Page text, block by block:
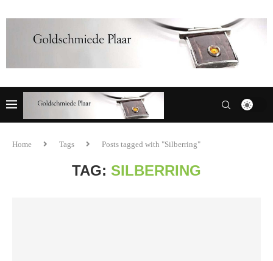
Home Tags Posts tagged with "Silberring"
TAG: SILBERRING